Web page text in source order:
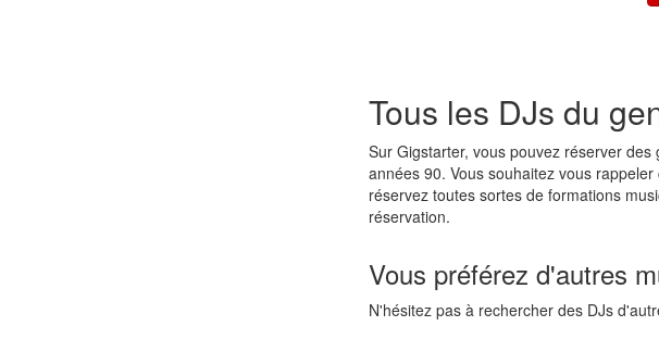
Tous les DJs du
Sur Gigstarter, vous pouvez réserver
années 90. Vous souhaitez vous
réservez toutes sortes de formations
réservation.
Vous préférez d'autres
N'hésitez pas à rechercher des DJs